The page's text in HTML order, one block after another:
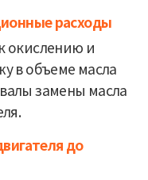
расходы
окислению и
в объеме масла
замены масла
до